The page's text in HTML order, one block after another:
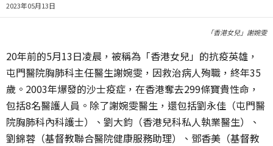
2023年05月13日
「香港女兒」謝婉雯
20年前的5月13日凌晨，被稱為「香港女兒」的抗疫英雄，
屯門醫院胸肺科主任醫生謝婉雯，因救治病人殉職，終年35
歲。2003年爆發的沙士疫症，在香港奪去299條寶貴性命，
包括8名醫護人員。除了謝婉雯醫生，還包括劉永佳（屯門醫
院胸肺科內科護士）、劉大鈞（香港兒科私人執業醫生）、
劉錦蓉（基督教聯合醫院健康服務助理）、鄧香美（基督教